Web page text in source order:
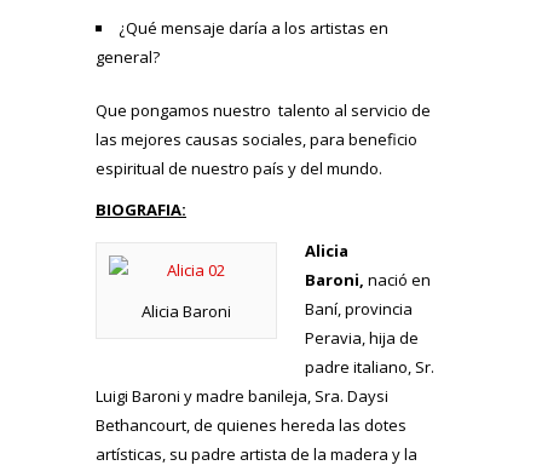
¿Qué mensaje daría a los artistas en
general?
Que pongamos nuestro talento al servicio de
las mejores causas sociales, para beneficio
espiritual de nuestro país y del mundo.
BIOGRAFIA:
Alicia Baroni
Alicia
Baroni, nació en
Baní, provincia
Peravia, hija de
padre italiano, Sr.
Luigi Baroni y madre banileja, Sra. Daysi
Bethancourt, de quienes hereda las dotes
artísticas, su padre artista de la madera y la